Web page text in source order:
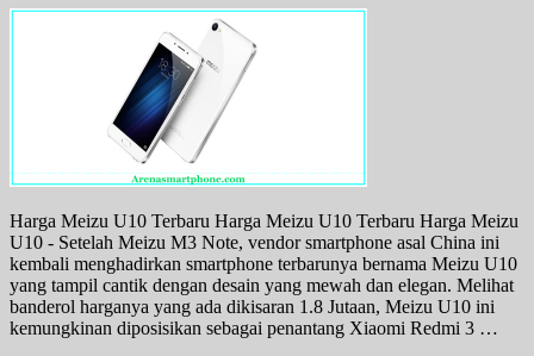
Harga Meizu U10 Terbaru Harga Meizu U10 Terbaru Harga Meizu
U10 - Setelah Meizu M3 Note, vendor smartphone asal China ini
kembali menghadirkan smartphone terbarunya bernama Meizu U10
yang tampil cantik dengan desain yang mewah dan elegan. Melihat
banderol harganya yang ada dikisaran 1.8 Jutaan, Meizu U10 ini
kemungkinan diposisikan sebagai penantang Xiaomi Redmi 3 …